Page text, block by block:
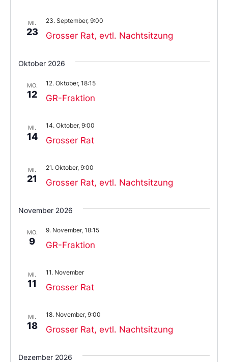
MI.
23 Grosser Rat, evtl. Nachtsitzung
23. September, 9:00
Oktober 2026
MO.
12 GR-Fraktion
12. Oktober, 18:15
MI.
14 Grosser Rat
14. Oktober, 9:00
MI.
21 Grosser Rat, evtl. Nachtsitzung
21. Oktober, 9:00
November 2026
MO.
9 GR-Fraktion
9. November, 18:15
MI.
11 Grosser Rat
11. November
MI.
18 Grosser Rat, evtl. Nachtsitzung
18. November, 9:00
Dezember 2026